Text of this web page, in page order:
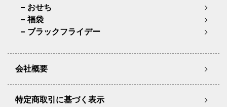
おせち
福袋
ブラックフライデー
会社概要
特定商取引に基づく表示